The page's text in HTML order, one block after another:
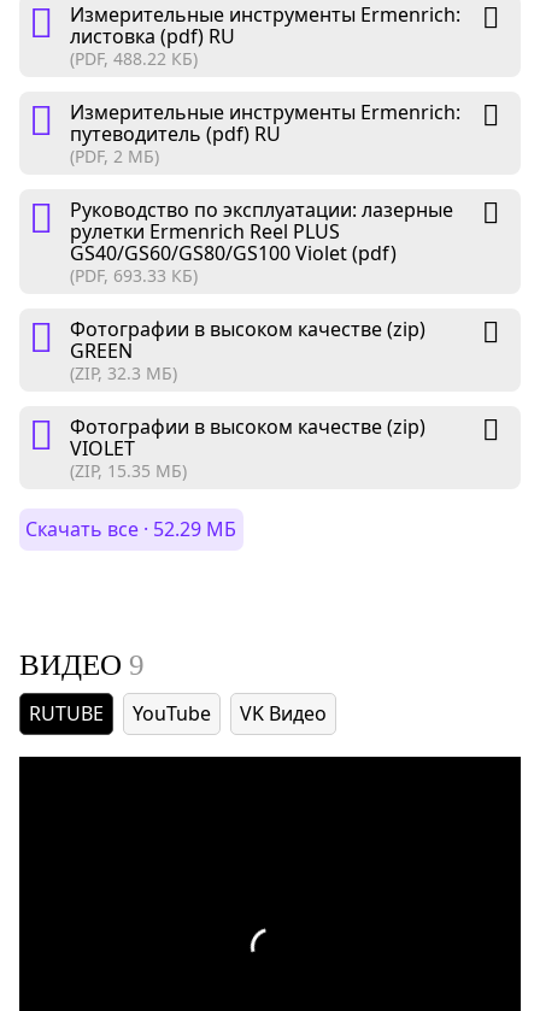
Измерительные инструменты Ermenrich:
листовка (pdf) RU
(PDF, 488.22 КБ)
Измерительные инструменты Ermenrich:
путеводитель (pdf) RU
(PDF, 2 МБ)
Руководство по эксплуатации: лазерные
рулетки Ermenrich Reel PLUS
GS40/GS60/GS80/GS100 Violet (pdf)
(PDF, 693.33 КБ)
Фотографии в высоком качестве (zip)
GREEN
(ZIP, 32.3 МБ)
Фотографии в высоком качестве (zip)
VIOLET
(ZIP, 15.35 МБ)
Скачать все · 52.29 МБ
ВИДЕО 9
RUTUBE YouTube VK Видео